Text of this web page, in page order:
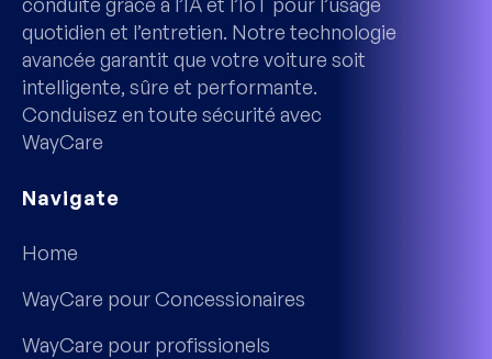
quotidien et l’entretien. Notre technologie
avancée garantit que votre voiture soit
intelligente, sûre et performante.
Conduisez en toute sécurité avec
WayCare
Navigate
Home
WayCare pour Concessionaires
WayCare pour profissionels